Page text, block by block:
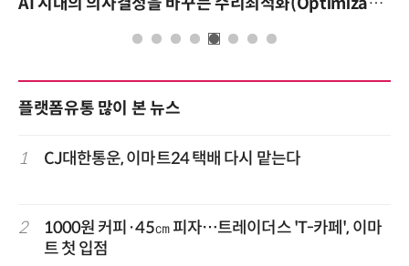
플랫폼유통 많이 본 뉴스
1 CJ대한통운, 이마트24 택배 다시 맡는다
2
1000원 커피·45㎝ 피자…트레이더스 'T-카페', 이마
트 첫 입점